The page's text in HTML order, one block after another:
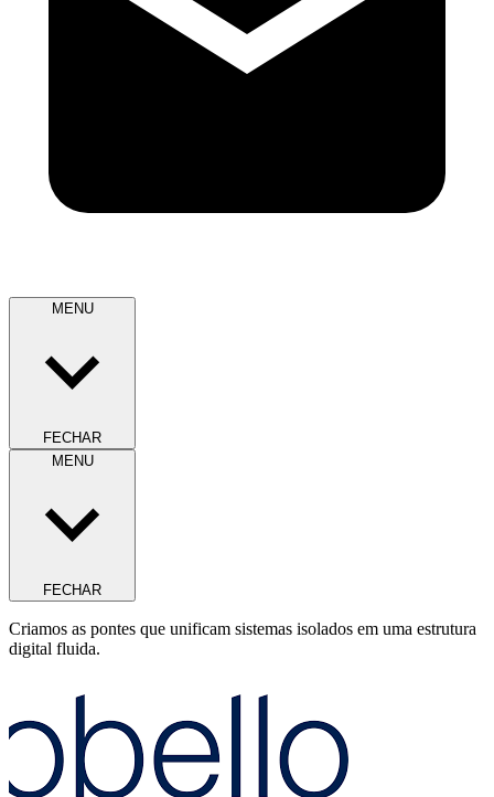
MENU
FECHAR
MENU
FECHAR
Criamos as pontes que unificam sistemas isolados em uma estrutura
digital fluida.